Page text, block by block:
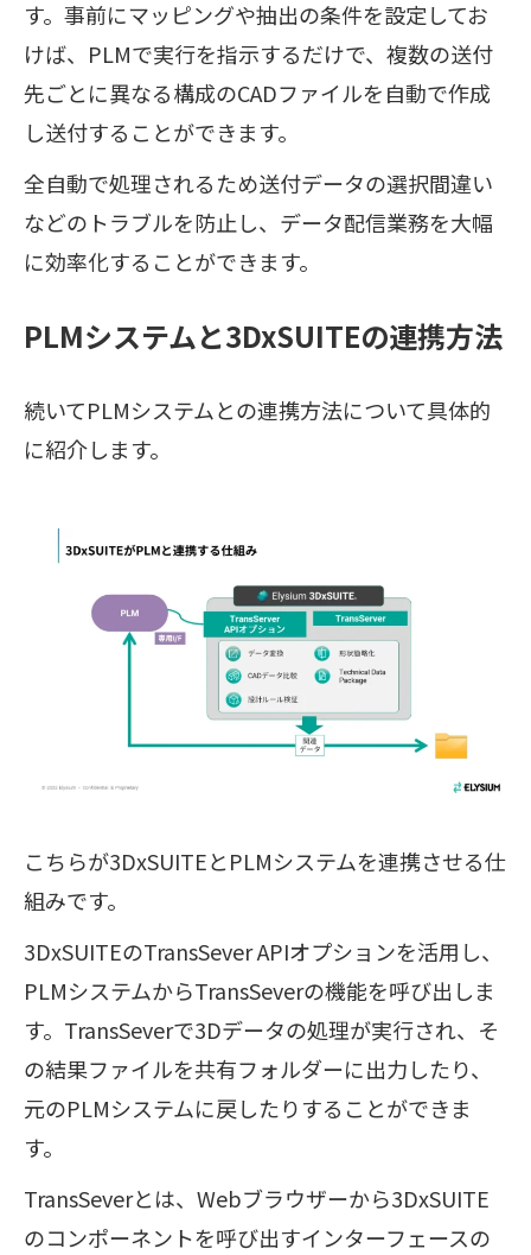
す。事前にマッピングや抽出の条件を設定してお
けば、PLMで実行を指示するだけで、複数の送付
先ごとに異なる構成のCADファイルを自動で作成
し送付することができます。
全自動で処理されるため送付データの選択間違い
などのトラブルを防止し、データ配信業務を大幅
に効率化することができます。
PLMシステムと3DxSUITEの連携方法
続いてPLMシステムとの連携方法について具体的
に紹介します。
こちらが3DxSUITEとPLMシステムを連携させる仕
組みです。
3DxSUITEのTransSever APIオプションを活用し、
PLMシステムからTransSeverの機能を呼び出しま
す。TransSeverで3Dデータの処理が実行され、そ
の結果ファイルを共有フォルダーに出力したり、
元のPLMシステムに戻したりすることができま
す。
TransSeverとは、Webブラウザーから3DxSUITE
のコンポーネントを呼び出すインターフェースの